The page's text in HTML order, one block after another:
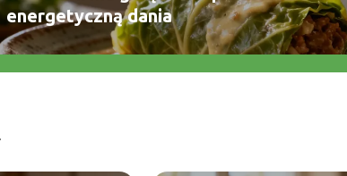
energetyczną dania